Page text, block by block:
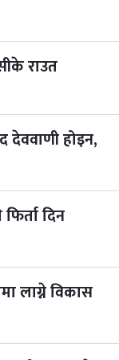
राउत
देववाणी होइन,
दिन
लाग्ने विकास